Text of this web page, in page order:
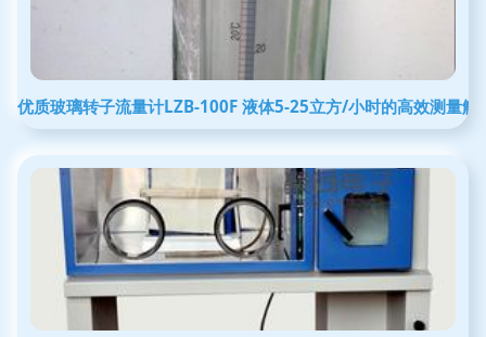
优质玻璃转子流量计LZB-100F 液体5-25立方/小时的高效测量解